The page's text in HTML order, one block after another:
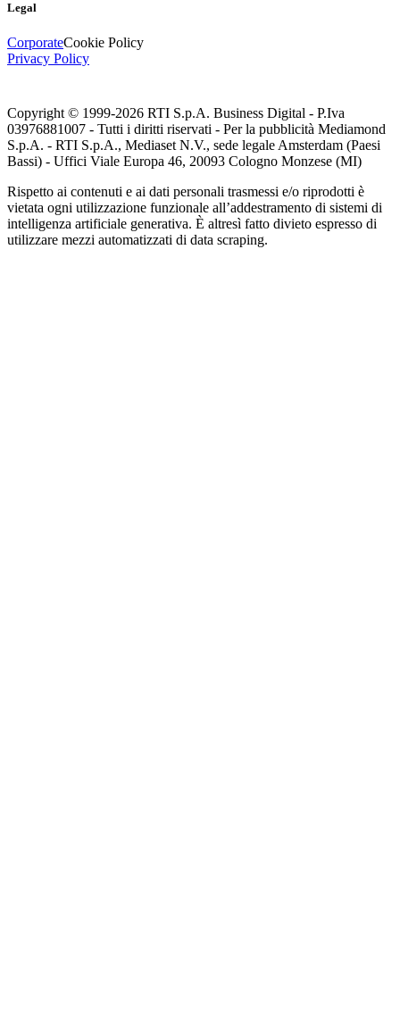
Legal
CorporateCookie Policy
Privacy Policy
Copyright © 1999-2026 RTI S.p.A. Business Digital - P.Iva
03976881007 - Tutti i diritti riservati - Per la pubblicità Mediamond
S.p.A. - RTI S.p.A., Mediaset N.V., sede legale Amsterdam (Paesi
Bassi) - Uffici Viale Europa 46, 20093 Cologno Monzese (MI)
Rispetto ai contenuti e ai dati personali trasmessi e/o riprodotti è
vietata ogni utilizzazione funzionale all’addestramento di sistemi di
intelligenza artificiale generativa. È altresì fatto divieto espresso di
utilizzare mezzi automatizzati di data scraping.